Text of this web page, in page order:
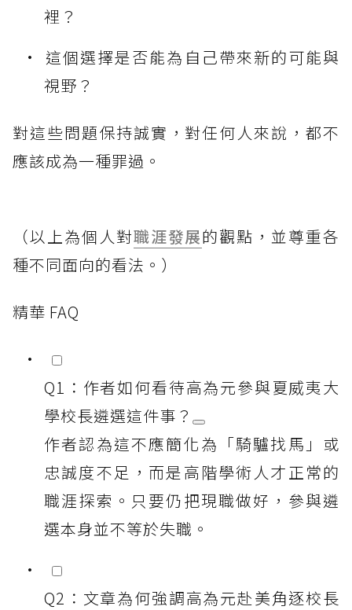
裡？
這個選擇是否能為自己帶來新的可能與
視野？
對這些問題保持誠實，對任何人來說，都不
應該成為一種罪過。
（以上為個人對職涯發展的觀點，並尊重各
種不同面向的看法。）
精華 FAQ
Q1：作者如何看待高為元參與夏威夷大
學校長遴選這件事？
作者認為這不應簡化為「騎驢找馬」或
忠誠度不足，而是高階學術人才正常的
職涯探索。只要仍把現職做好，參與遴
選本身並不等於失職。
Q2：文章為何強調高為元赴美角逐校長